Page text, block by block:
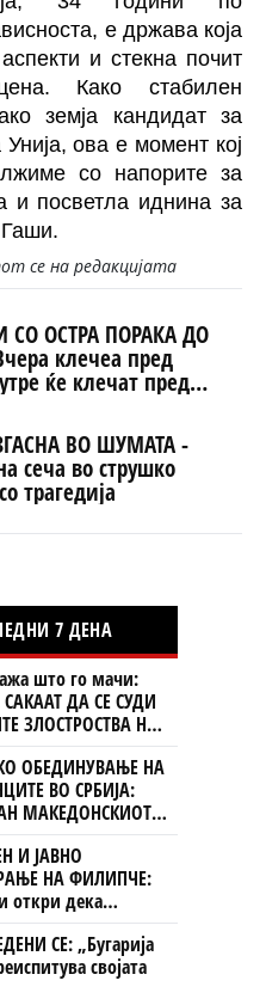
е држава која
и стекна почит
Како стабилен
земја кандидат за
ова е момент кој
со напорите за
и посветла иднина за
се на редакцијата
СО ОСТРА ПОРАКА ДО
клечеа пред
ќе клечат пред
задутре пред Москва
ВО ШУМАТА -
сеча во струшко
трагедија
7 ДЕНА
што го мачи:
ДА СЕ СУДИ
ЗЛОСТРОСТВА НА
ОБЕДИНУВАЊЕ НА
ВО СРБИЈА:
МАКЕДОНСКИОТ
СОЈУЗ
И ЈАВНО
НА ФИЛИПЧЕ:
откри дека
нема од
за кеш
СЕ: „Бугарија
својата